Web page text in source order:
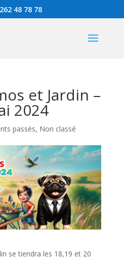
48 78 78
et Jardin –
2024
passés, Non classé
se tiendra les 18,19 et 20